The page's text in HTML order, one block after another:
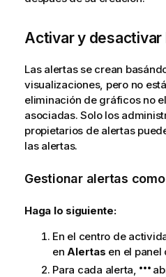
Activar y desactivar
Las alertas se crean
visualizaciones, pero no
eliminación de gráficosno
asociadas. Solo los
propietarios de alertas
las alertas.
Gestionar alertas
Haga lo siguiente:
En el centro de
enAlertas en el panel
Para cada alerta,